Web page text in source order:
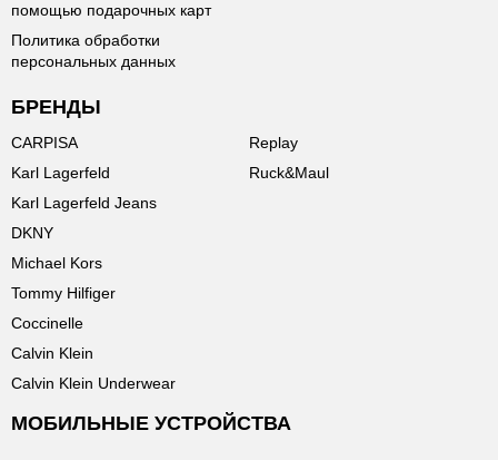
помощью подарочных карт
Политика обработки
персональных данных
БРЕНДЫ
CARPISA
Karl Lagerfeld
Karl Lagerfeld Jeans
DKNY
Michael Kors
Tommy Hilfiger
Coccinelle
Calvin Klein
Calvin Klein Underwear
Replay
Ruck&Maul
МОБИЛЬНЫЕ УСТРОЙСТВА